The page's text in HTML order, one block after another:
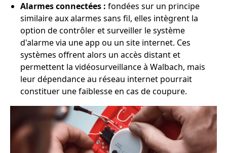
Alarmes connectées : fondées sur un principe
similaire aux alarmes sans fil, elles intègrent la
option de contrôler et surveiller le système
d'alarme via une app ou un site internet. Ces
systèmes offrent alors un accès distant et
permettent la vidéosurveillance à Walbach, mais
leur dépendance au réseau internet pourrait
constituer une faiblesse en cas de coupure.